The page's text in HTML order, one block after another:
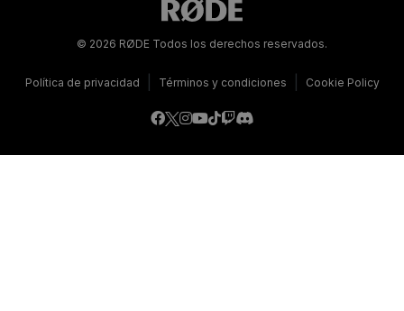
© 2026 RØDE Todos los derechos reservados.
Política de privacidad Términos y condiciones Cookie Policy